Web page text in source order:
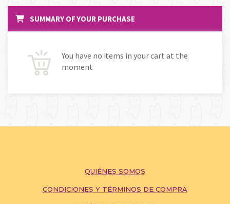
SUMMARY OF YOUR PURCHASE
You have no items in your cart at the
moment
QUIÉNES SOMOS
CONDICIONES Y TÉRMINOS DE COMPRA